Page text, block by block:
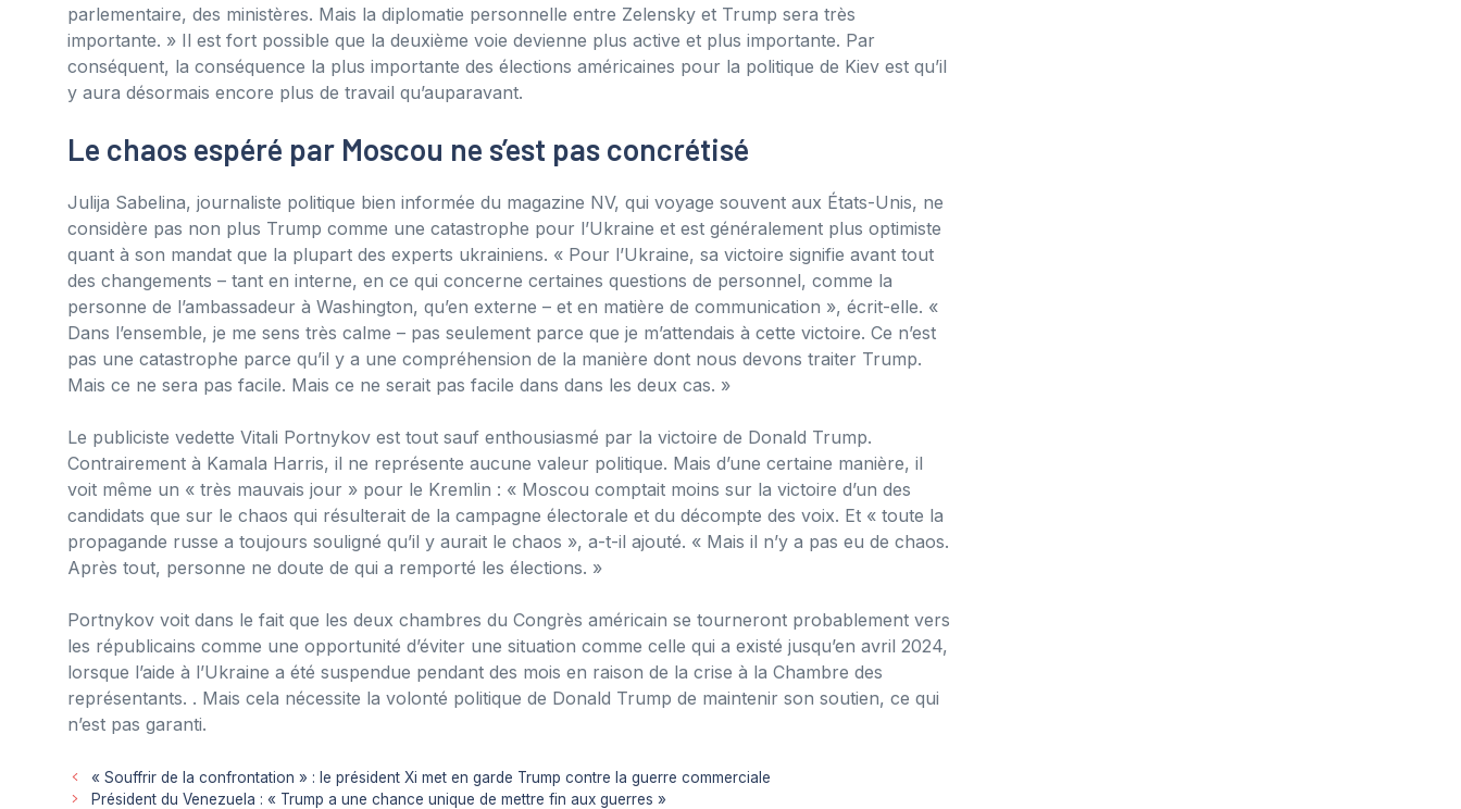
parlementaire, des ministères. Mais la diplomatie personnelle entre Zelensky et Trump sera très
importante. » Il est fort possible que la deuxième voie devienne plus active et plus importante. Par
conséquent, la conséquence la plus importante des élections américaines pour la politique de Kiev est qu’il
y aura désormais encore plus de travail qu’auparavant.
Le chaos espéré par Moscou ne s’est pas concrétisé
Julija Sabelina, journaliste politique bien informée du magazine NV, qui voyage souvent aux États-Unis, ne
considère pas non plus Trump comme une catastrophe pour l’Ukraine et est généralement plus optimiste
quant à son mandat que la plupart des experts ukrainiens. « Pour l’Ukraine, sa victoire signifie avant tout
des changements – tant en interne, en ce qui concerne certaines questions de personnel, comme la
personne de l’ambassadeur à Washington, qu’en externe – et en matière de communication », écrit-elle. «
Dans l’ensemble, je me sens très calme – pas seulement parce que je m’attendais à cette victoire. Ce n’est
pas une catastrophe parce qu’il y a une compréhension de la manière dont nous devons traiter Trump.
Mais ce ne sera pas facile. Mais ce ne serait pas facile dans dans les deux cas. »
Le publiciste vedette Vitali Portnykov est tout sauf enthousiasmé par la victoire de Donald Trump.
Contrairement à Kamala Harris, il ne représente aucune valeur politique. Mais d’une certaine manière, il
voit même un « très mauvais jour » pour le Kremlin : « Moscou comptait moins sur la victoire d’un des
candidats que sur le chaos qui résulterait de la campagne électorale et du décompte des voix. Et « toute la
propagande russe a toujours souligné qu’il y aurait le chaos », a-t-il ajouté. « Mais il n’y a pas eu de chaos.
Après tout, personne ne doute de qui a remporté les élections. »
Portnykov voit dans le fait que les deux chambres du Congrès américain se tourneront probablement vers
les républicains comme une opportunité d’éviter une situation comme celle qui a existé jusqu’en avril 2024,
lorsque l’aide à l’Ukraine a été suspendue pendant des mois en raison de la crise à la Chambre des
représentants. . Mais cela nécessite la volonté politique de Donald Trump de maintenir son soutien, ce qui
n’est pas garanti.
« Souffrir de la confrontation » : le président Xi met en garde Trump contre la guerre commerciale
Président du Venezuela : « Trump a une chance unique de mettre fin aux guerres »